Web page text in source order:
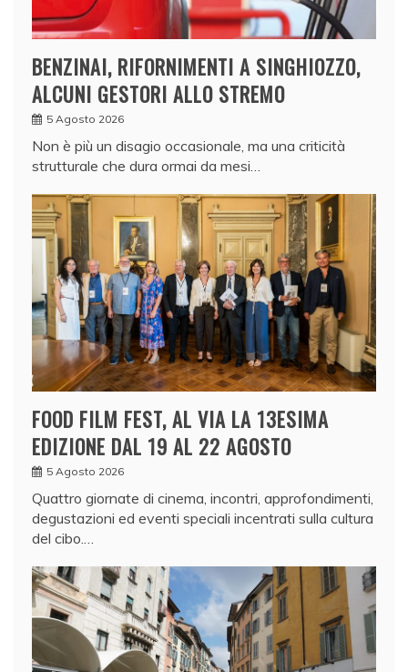
BENZINAI, RIFORNIMENTI A SINGHIOZZO,
ALCUNI GESTORI ALLO STREMO
5 Agosto 2026
Non è più un disagio occasionale, ma una criticità
strutturale che dura ormai da mesi…
FOOD FILM FEST, AL VIA LA 13ESIMA
EDIZIONE DAL 19 AL 22 AGOSTO
5 Agosto 2026
Quattro giornate di cinema, incontri, approfondimenti,
degustazioni ed eventi speciali incentrati sulla cultura
del cibo.…